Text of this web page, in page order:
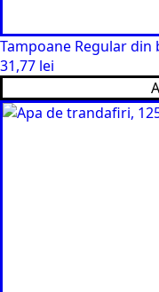
Tampoane Regular
31,77 lei